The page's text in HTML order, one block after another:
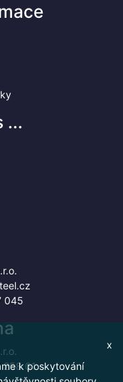
...
045
258 01
x
k poskytování